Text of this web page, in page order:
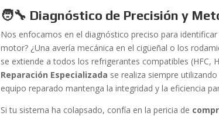
🧑‍🔧 Diagnóstico de Precisión y
Nos enfocamos en el diagnóstico preciso para
motor? ¿Una avería mecánica en el cigüeñal o los
se extiende a todos los refrigerantes compatibles (HFC,
Reparación Especializada se realiza siempre utilizando
equipo reparado mantenga la integridad y la eficiencia
Si tu sistema ha colapsado, confía en la pericia de